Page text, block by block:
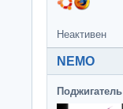
Неактивен
NEMO
Поджигатель